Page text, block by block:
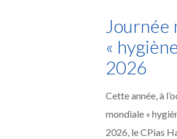
Journée
«
2026
Cette année, à
mondiale «
2026, le CPias